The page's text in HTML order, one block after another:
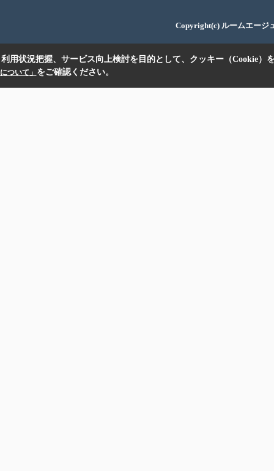
Copyright(c) ルームエージ
用状況把握、サービス向上検討を目的として、クッキー（Cookie）
ついて」 をご確認ください。